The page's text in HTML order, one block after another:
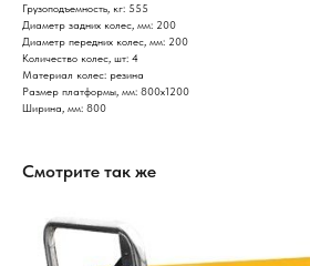
Грузоподъемность, кг: 555
Диаметр задних колес, мм: 200
Диаметр передних колес, мм: 200
Количество колес, шт: 4
Материал колес: резина
Размер платформы, мм: 800х1200
Ширина, мм: 800
Смотрите так же